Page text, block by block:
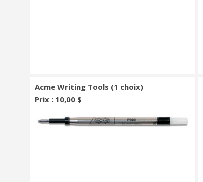
Acme Writing Tools (1 choix)
Prix : 10,00 $